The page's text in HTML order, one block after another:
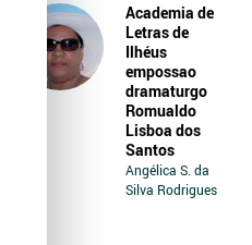
Academia de
Letras de
Ilhéus
empossao
dramaturgo
Romualdo
Lisboa dos
Santos
Angélica S. da
Silva Rodrigues